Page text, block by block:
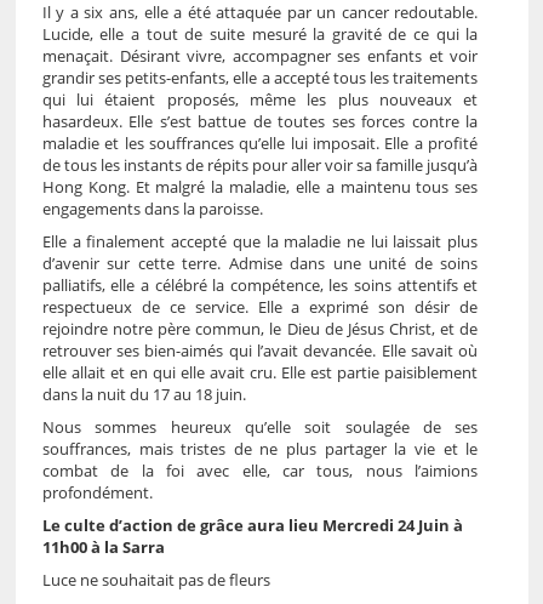
Il y a six ans, elle a été attaquée par un cancer redoutable.
Lucide, elle a tout de suite mesuré la gravité de ce qui la
menaçait. Désirant vivre, accompagner ses enfants et voir
grandir ses petits-enfants, elle a accepté tous les traitements
qui lui étaient proposés, même les plus nouveaux et
hasardeux. Elle s’est battue de toutes ses forces contre la
maladie et les souffrances qu’elle lui imposait. Elle a profité
de tous les instants de répits pour aller voir sa famille jusqu’à
Hong Kong. Et malgré la maladie, elle a maintenu tous ses
engagements dans la paroisse.
Elle a finalement accepté que la maladie ne lui laissait plus
d’avenir sur cette terre. Admise dans une unité de soins
palliatifs, elle a célébré la compétence, les soins attentifs et
respectueux de ce service. Elle a exprimé son désir de
rejoindre notre père commun, le Dieu de Jésus Christ, et de
retrouver ses bien-aimés qui l’avait devancée. Elle savait où
elle allait et en qui elle avait cru. Elle est partie paisiblement
dans la nuit du 17 au 18 juin.
Nous sommes heureux qu’elle soit soulagée de ses
souffrances, mais tristes de ne plus partager la vie et le
combat de la foi avec elle, car tous, nous l’aimions
profondément.
Le culte d’action de grâce aura lieu Mercredi 24 Juin à
11h00 à la Sarra
Luce ne souhaitait pas de fleurs